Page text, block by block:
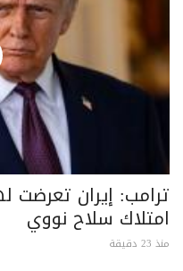
ترامب: إيران تعرضت
امتلاك سلاح نووي
منذ 23 دقيقة